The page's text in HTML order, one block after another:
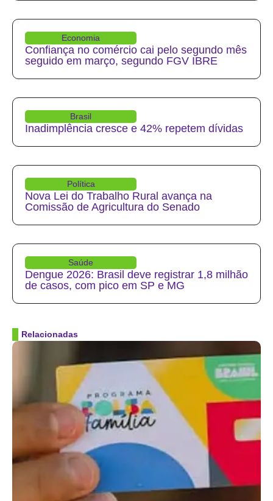
Economia
Confiança no comércio cai pelo segundo mês
seguido em março, segundo FGV IBRE
Brasil
Inadimplência cresce e 42% repetem dívidas
Política
Nova Lei do Trabalho Rural avança na
Comissão de Agricultura do Senado
Saúde
Dengue 2026: Brasil deve registrar 1,8 milhão
de casos, com pico em SP e MG
Relacionadas